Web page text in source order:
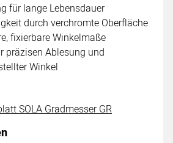
für lange Lebensdauer
durch verchromte Oberfläche
fixierbare Winkelmaße
präzisen Ablesung und
Winkel
SOLA Gradmesser GR